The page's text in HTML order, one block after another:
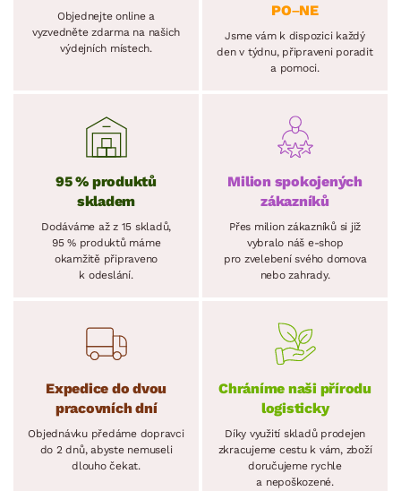
Objednejte online a
vyzvedněte zdarma na našich
výdejních místech.
PO–NE
Jsme vám k dispozici každý
den v týdnu, připraveni poradit
a pomoci.
95 % produktů
skladem
Dodáváme až z 15 skladů,
95 % produktů máme
okamžitě připraveno
k odeslání.
Milion spokojených
zákazníků
Přes milion zákazníků si již
vybralo náš e-shop
pro zvelebení svého domova
nebo zahrady.
Expedice do dvou
pracovních dní
Objednávku předáme dopravci
do 2 dnů, abyste nemuseli
dlouho čekat.
Chráníme naši přírodu
logisticky
Díky využití skladů prodejen
zkracujeme cestu k vám, zboží
doručujeme rychle
a nepoškozené.